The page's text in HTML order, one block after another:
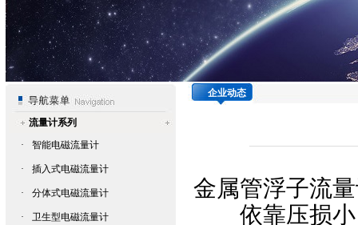
流量计系列
·
智能电磁流量计
· 插入式电磁流量计
· 分体式电磁流量计
· 卫生型电磁流量计
企业动态
金属管浮子流
依靠压损小